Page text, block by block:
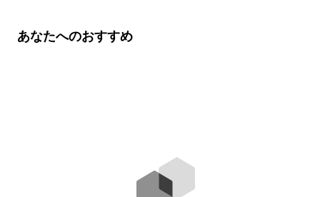
あなたへのおすすめ